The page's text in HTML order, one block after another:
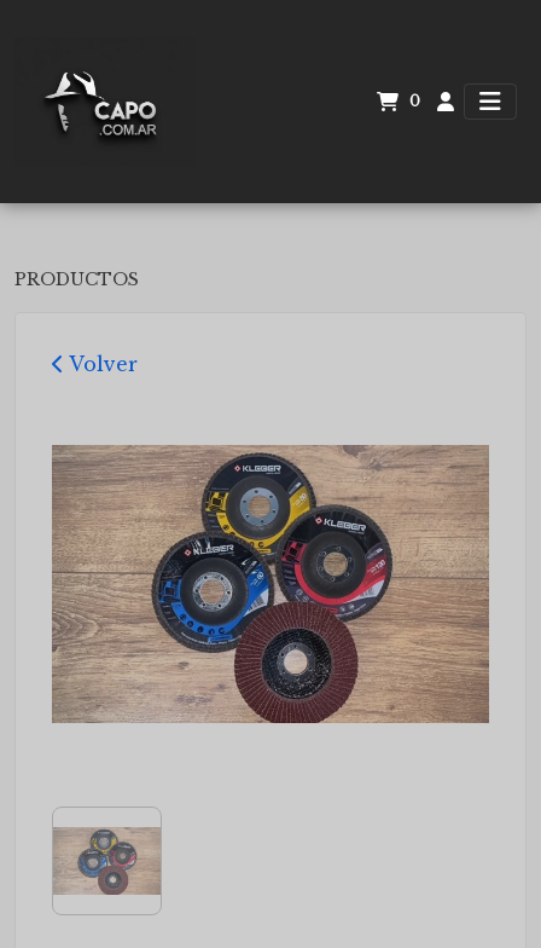
0
PRODUCTOS
Volver